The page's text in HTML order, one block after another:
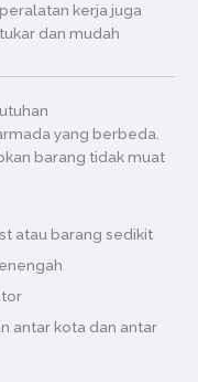
kerja juga
dan mudah
yang berbeda.
barang tidak muat
atau barang sedikit
antar kota dan antar